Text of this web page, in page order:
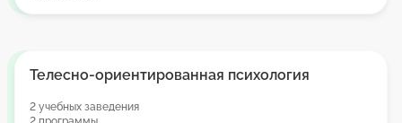
Телесно-ориентированная психология
2 учебных заведения